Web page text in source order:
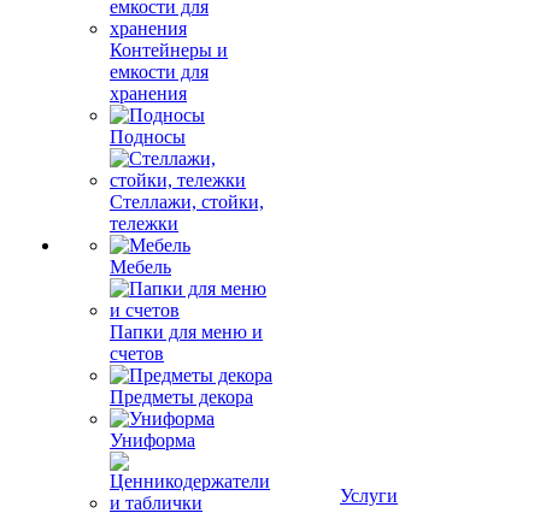
Контейнеры и
емкости для
хранения
Подносы
Стеллажи, стойки,
тележки
Мебель
Папки для меню и
счетов
Предметы декора
Униформа
Услуги